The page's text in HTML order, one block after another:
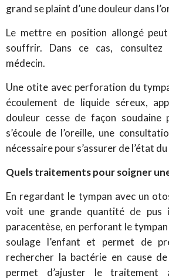
grand se plaint d’une douleur dans
Le mettre en position allongé
souffrir. Dans ce cas,
médecin.
Une otite avec perforation du
écoulement de liquide séreux,
douleur cesse de façon soudaine
s’écoule de l’oreille, une
nécessaire pour s’assurer de l’état
Quels traitements pour soigner
En regardant le tympan avec un
voit une grande quantité de pus
paracentèse, en perforant le
soulage l’enfant et permet de
rechercher la bactérie en cause
permet d’ajuster le traitement